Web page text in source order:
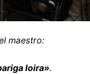
maestro:
loira».